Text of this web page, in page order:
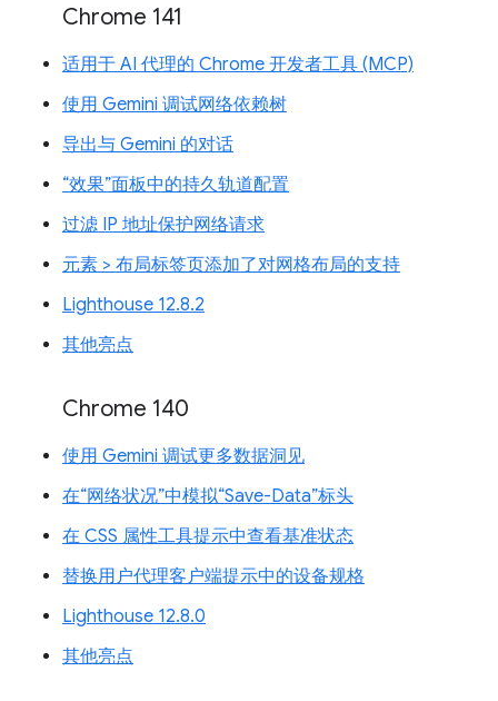
Chrome 141
适用于 AI 代理的 Chrome 开发者工具 (MCP)
使用 Gemini 调试网络依赖树
导出与 Gemini 的对话
“效果”面板中的持久轨道配置
过滤 IP 地址保护网络请求
元素 > 布局标签页添加了对网格布局的支持
Lighthouse 12.8.2
其他亮点
Chrome 140
使用 Gemini 调试更多数据洞见
在“网络状况”中模拟“Save-Data”标头
在 CSS 属性工具提示中查看基准状态
替换用户代理客户端提示中的设备规格
Lighthouse 12.8.0
其他亮点